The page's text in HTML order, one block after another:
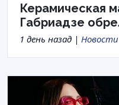
Керамическая
Габриадзе
1 день назад | Новости